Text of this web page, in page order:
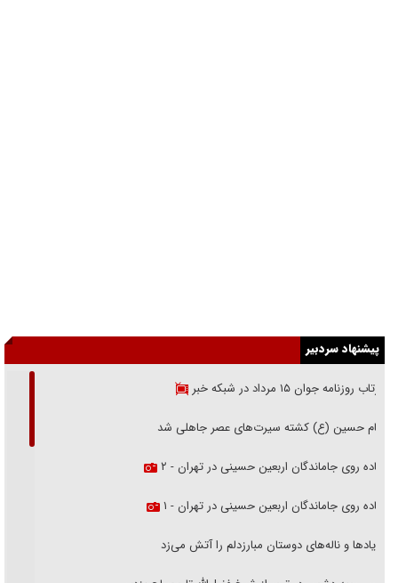
پیشنهاد سردبیر
بازتاب روزنامه جوان ۱۵ مرداد در شبکه خبر
امام حسین (ع) کشته سیرت‌های عصر جاهلی شد
پیاده روی جاماندگان اربعین حسینی در تهران - ۲
پیاده روی جاماندگان اربعین حسینی در تهران - ۱
فریاد‌ها و ناله‌های دوستان مبارزدلم را آتش می‌زد